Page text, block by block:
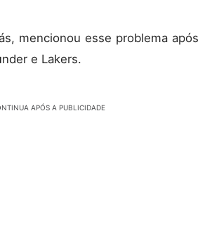
mencionou esse problema após
e Lakers.
APÓS A PUBLICIDADE